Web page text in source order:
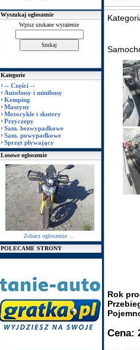
Wyszukaj ogłoszenie
Wpisz szukane wyrażenie
Kategorie
-- Części --
Autobusy i minibusy
Kemping
Maszyny
Motocykle i skutery
Przyczepy
Sam. bezwypadkowe
Sam. powypadkowe
Sprzęt pływający
Losowe ogłoszenie
Zobacz ogłoszenie ...
POLECAME STRONY
Rok
Cena: